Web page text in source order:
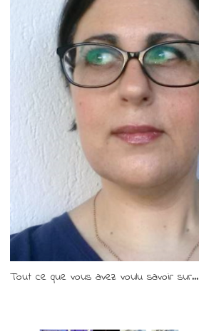
Tout ce que vous avez voulu savoir sur...